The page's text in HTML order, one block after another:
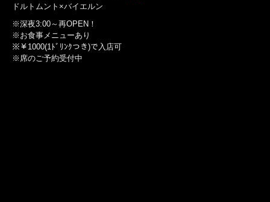
ドルトムント×バイエルン
※深夜3:00～再OPEN！
※お食事メニューあり
※￥1000(1ﾄﾞﾘﾝｸつき)で入店可
※席のご予約受付中